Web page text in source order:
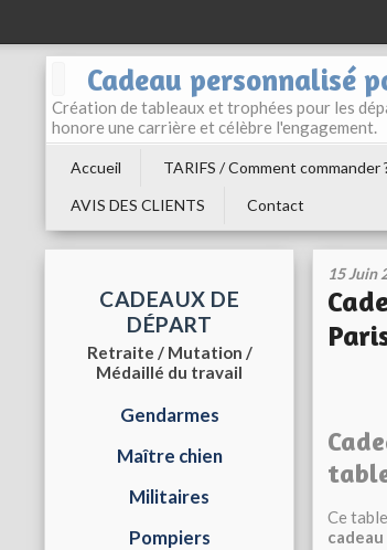
Cadeau personnalisé
Création de tableaux et trophées pour les
honore une carrière et célèbre l'engagement.
Accueil TARIFS / Comment commander
AVIS DES CLIENTS
Contact
CADEAUX DE
DÉPART
Retraite / Mutation /
Médaillé du travail
Gendarmes
Maître chien
Militaires
Pompiers
15 Juin
Ce